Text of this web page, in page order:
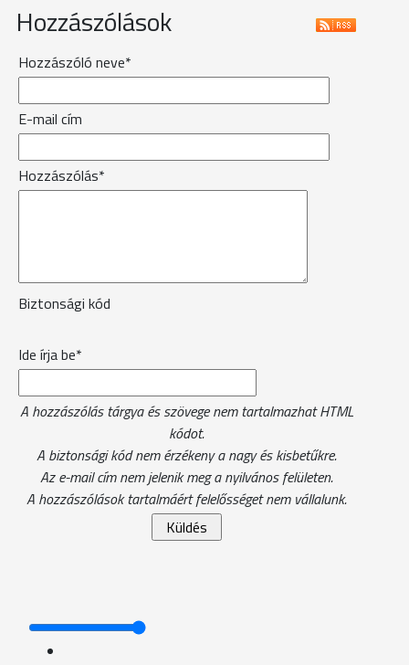
Hozzászólások
Hozzászóló neve*
E-mail cím
Hozzászólás*
Biztonsági kód
Ide írja be*
A hozzászólás tárgya és szövege nem tartalmazhat HTML
kódot.
A biztonsági kód nem érzékeny a nagy és kisbetűkre.
Az e-mail cím nem jelenik meg a nyilvános felületen.
A hozzászólások tartalmáért felelősséget nem vállalunk.